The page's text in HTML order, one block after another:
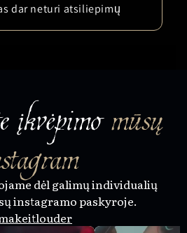
dar neturi atsiliepimų
įkvėpimomūsų
dėl galimų individualių
instagramo paskyroje.